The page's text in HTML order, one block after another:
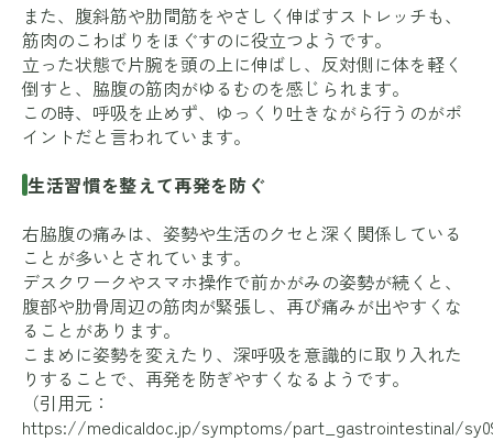
また、腹斜筋や肋間筋をやさしく伸ばすストレッチも、
筋肉のこわばりをほぐすのに役立つようです。
立った状態で片腕を頭の上に伸ばし、反対側に体を軽く
倒すと、脇腹の筋肉がゆるむのを感じられます。
この時、呼吸を止めず、ゆっくり吐きながら行うのがポ
イントだと言われています。
生活習慣を整えて再発を防ぐ
右脇腹の痛みは、姿勢や生活のクセと深く関係している
ことが多いとされています。
デスクワークやスマホ操作で前かがみの姿勢が続くと、
腹部や肋骨周辺の筋肉が緊張し、再び痛みが出やすくな
ることがあります。
こまめに姿勢を変えたり、深呼吸を意識的に取り入れた
りすることで、再発を防ぎやすくなるようです。
（引用元：
https://medicaldoc.jp/symptoms/part_gastrointestinal/